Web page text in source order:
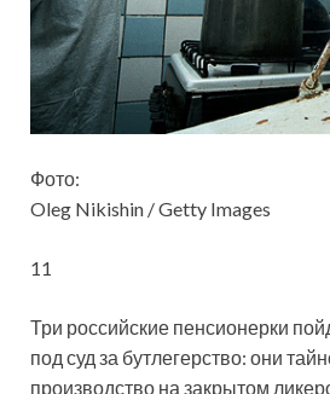
Фото:
Oleg Nikishin / Getty Images
11
Три российские пенсионерки
под суд за бутлегерство: они
производство на закрытом